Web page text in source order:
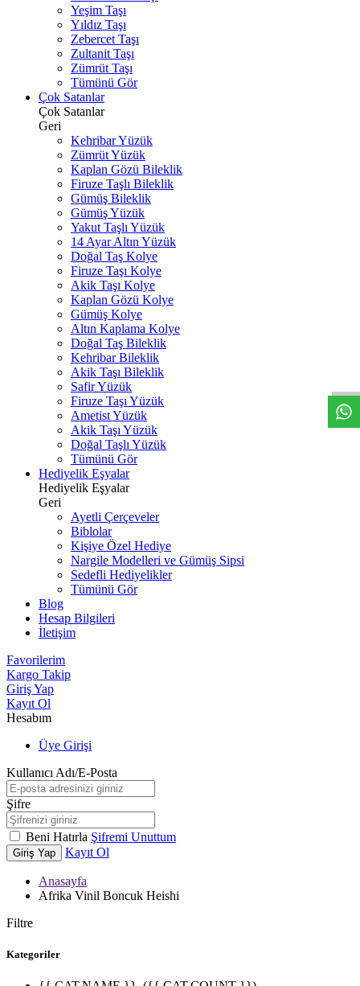
Yeşim Taşı
Yıldız Taşı
Zebercet Taşı
Zultanit Taşı
Zümrüt Taşı
Tümünü Gör
Çok Satanlar
Çok Satanlar
Geri
Kehribar Yüzük
Zümrüt Yüzük
Kaplan Gözü Bileklik
Firuze Taşlı Bileklik
Gümüş Bileklik
Gümüş Yüzük
Yakut Taşlı Yüzük
14 Ayar Altın Yüzük
Doğal Taş Kolye
Firuze Taşı Kolye
Akik Taşı Kolye
Kaplan Gözü Kolye
Gümüş Kolye
Altın Kaplama Kolye
Doğal Taş Bileklik
Kehribar Bileklik
Akik Taşı Bileklik
Safir Yüzük
Firuze Taşı Yüzük
Ametist Yüzük
Akik Taşı Yüzük
Doğal Taşlı Yüzük
Tümünü Gör
Hediyelik Eşyalar
Hediyelik Eşyalar
Geri
Ayetli Çerçeveler
Biblolar
Kişiye Özel Hediye
Nargile Modelleri ve Gümüş Sipsi
Sedefli Hediyelikler
Tümünü Gör
Blog
Hesap Bilgileri
İletişim
Favorilerim
Kargo Takip
Giriş Yap
Kayıt Ol
Hesabım
Üye Girişi
Kullanıcı Adı/E-Posta
Şifre
Beni Hatırla Şifremi Unuttum
Giriş Yap Kayıt Ol
Anasayfa
Afrika Vinil Boncuk Heishi
Filtre
Kategoriler